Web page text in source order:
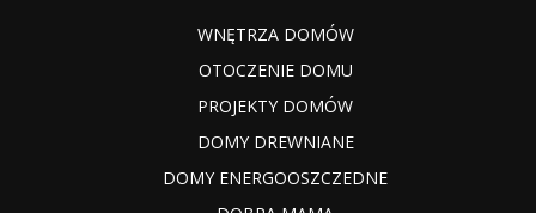
WNĘTRZA DOMÓW
OTOCZENIE DOMU
PROJEKTY DOMÓW
DOMY DREWNIANE
DOMY ENERGOOSZCZEDNE